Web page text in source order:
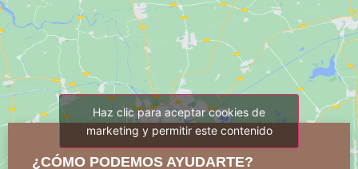
Haz clic para aceptar cookies de
marketing y permitir este contenido
¿CÓMO PODEMOS AYUDARTE?